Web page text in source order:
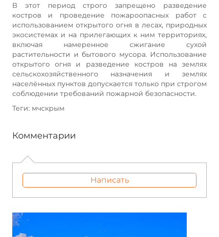
В этот период строго запрещено разведение
костров и проведение пожароопасных работ с
использованием открытого огня в лесах, природных
экосистемах и на прилегающих к ним территориях,
включая намеренное сжигание сухой
растительности и бытового мусора. Использование
открытого огня и разведение костров на землях
сельскохозяйственного назначения и землях
населённых пунктов допускается только при строгом
соблюдении требований пожарной безопасности.
Теги: мчскрым
Комментарии
Написать